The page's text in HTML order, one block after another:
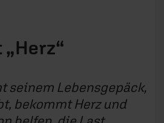
seinem Lebensgepäck,
bekommt Herz und